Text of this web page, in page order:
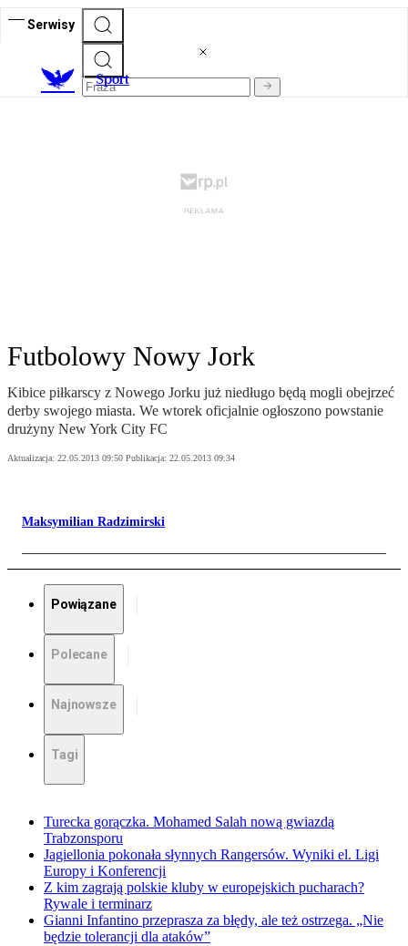
Serwisy
Sport
Futbolowy Nowy Jork
Kibice piłkarscy z Nowego Jorku już niedługo będą mogli obejrzeć
derby swojego miasta. We wtorek oficjalnie ogłoszono powstanie
drużyny New York City FC
Aktualizacja: 22.05.2013 09:50 Publikacja: 22.05.2013 09:34
Maksymilian Radzimirski
Powiązane
Polecane
Najnowsze
Tagi
Turecka gorączka. Mohamed Salah nową gwiazdą
Trabzonsporu
Jagiellonia pokonała słynnych Rangersów. Wyniki el. Ligi
Europy i Konferencji
Z kim zagrają polskie kluby w europejskich pucharach?
Rywale i terminarz
Gianni Infantino przeprasza za błędy, ale też ostrzega. „Nie
będzie tolerancji dla ataków”